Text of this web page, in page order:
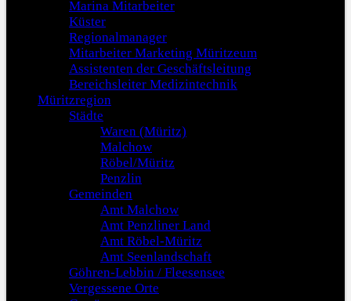
Marina Mitarbeiter
Küster
Regionalmanager
Mitarbeiter Marketing Müritzeum
Assistenten der Geschäftsleitung
Bereichsleiter Medizintechnik
Müritzregion
Städte
Waren (Müritz)
Malchow
Röbel/Müritz
Penzlin
Gemeinden
Amt Malchow
Amt Penzliner Land
Amt Röbel-Müritz
Amt Seenlandschaft
Göhren-Lebbin / Fleesensee
Vergessene Orte